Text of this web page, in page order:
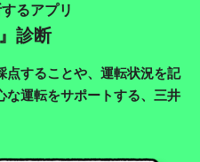
るアプリ
診断
点することや、運転状況を記
な運転をサポートする、三井